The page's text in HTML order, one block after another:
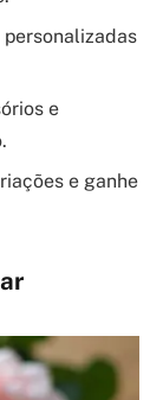
personalizadas
e
e ganhe